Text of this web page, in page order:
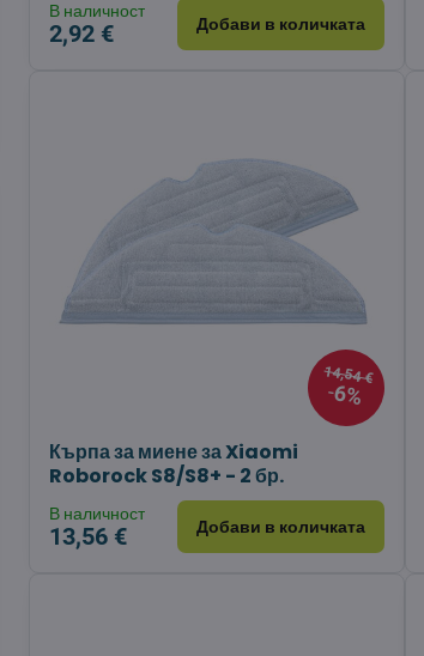
В наличност
2,92 € Добави в количката
14,54 €
6%
Кърпа за миене за Xiaomi
Roborock S8/S8+ - 2 бр.
В наличност
13,56 € Добави в количката